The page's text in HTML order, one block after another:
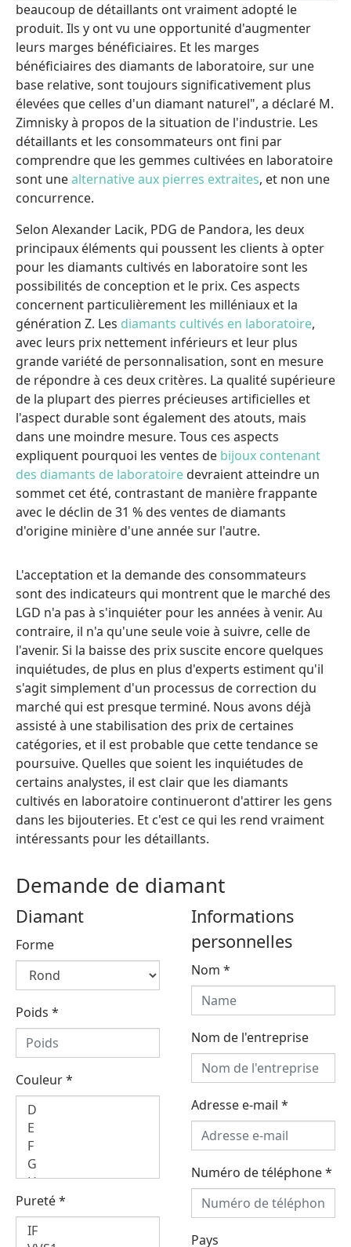
beaucoup de détaillants ont vraiment adopté le
produit. Ils y ont vu une opportunité d'augmenter
leurs marges bénéficiaires. Et les marges
bénéficiaires des diamants de laboratoire, sur une
base relative, sont toujours significativement plus
élevées que celles d'un diamant naturel", a déclaré M.
Zimnisky à propos de la situation de l'industrie. Les
détaillants et les consommateurs ont fini par
comprendre que les gemmes cultivées en laboratoire
sont unealternative aux pierres extraites, et non une
concurrence.
Selon Alexander Lacik, PDG de Pandora, les deux
principaux éléments qui poussent les clients à opter
pour les diamants cultivés en laboratoire sont les
possibilités de conception et le prix. Ces aspects
concernent particulièrement les milléniaux et la
génération Z. Les diamants cultivés en laboratoire,
avec leurs prix nettement inférieurs et leur plus
grande variété de personnalisation, sont en mesure
de répondre à ces deux critères. La qualité supérieure
de la plupart des pierres précieuses artificielles et
l'aspect durable sont également des atouts, mais
dans une moindre mesure. Tous ces aspects
expliquent pourquoi les ventes de bijoux contenant
des diamants de laboratoiredevraient atteindre un
sommet cet été, contrastant de manière frappante
avec le déclin de 31 % des ventes de diamants
d'origine minière d'une année sur l'autre.
L'acceptation et la demande des consommateurs
sont des indicateurs qui montrent que le marché des
LGD n'a pas à s'inquiéter pour les années à venir. Au
contraire, il n'a qu'une seule voie à suivre, celle de
l'avenir. Si la baisse des prix suscite encore quelques
inquiétudes, de plus en plus d'experts estiment qu'il
s'agit simplement d'un processus de correction du
marché qui est presque terminé. Nous avons déjà
assisté à une stabilisation des prix de certaines
catégories, et il est probable que cette tendance se
poursuive. Quelles que soient les inquiétudes de
certains analystes, il est clair que les diamants
cultivés en laboratoire continueront d'attirer les gens
dans les bijouteries. Et c'est ce qui les rend vraiment
intéressants pour les détaillants.
Demande de diamant
Diamant
Forme
Poids *
Couleur*
Pureté*
Informations
personnelles
Nom *
Nom de l'entreprise
Adresse e-mail *
Numéro de téléphone*
Pays